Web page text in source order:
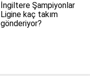
İngiltere Şampiyonlar
Ligine kaç takım
gönderiyor?